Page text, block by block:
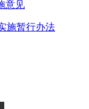
意见
施暂行办法